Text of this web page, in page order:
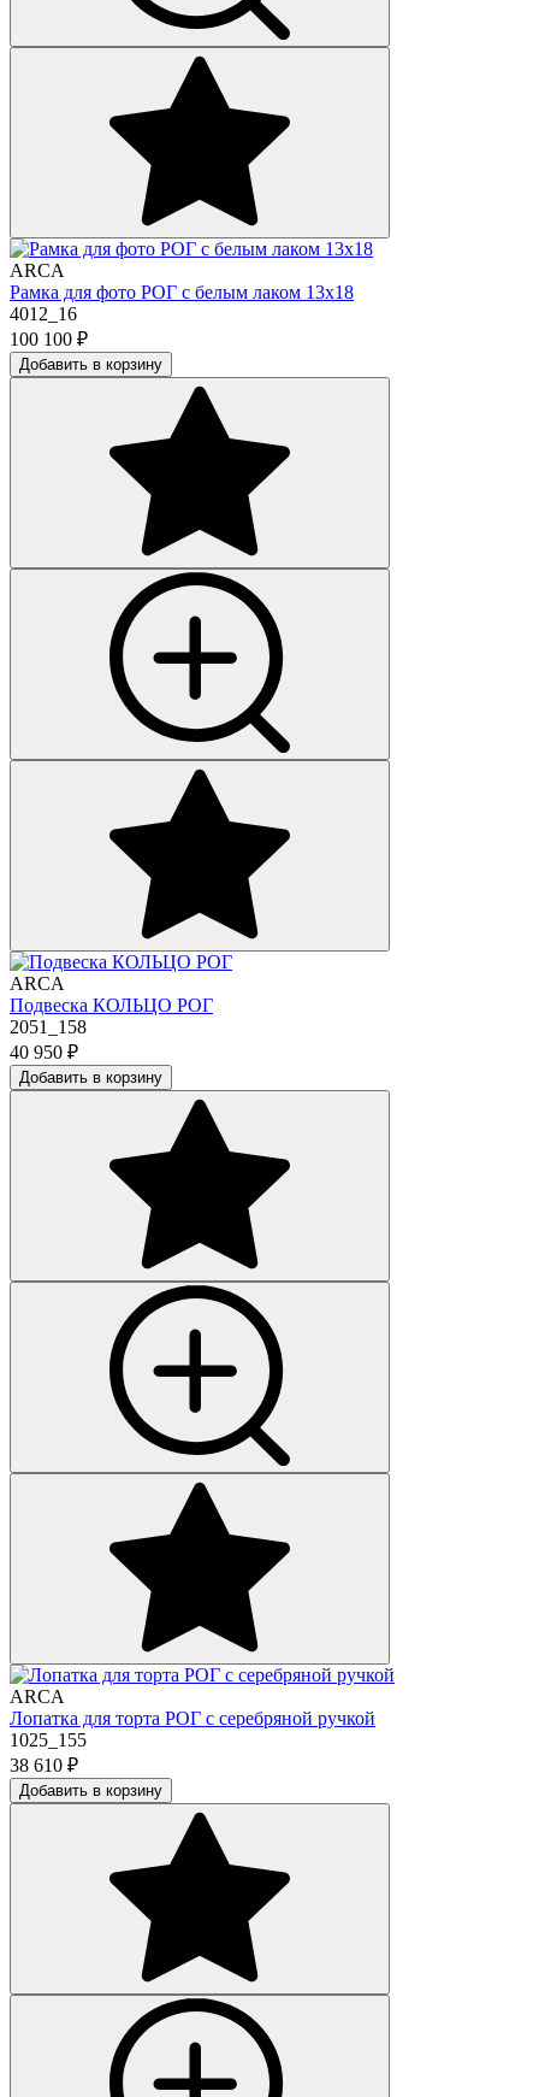
ARCA
Рамка для фото РОГ с белым лаком 13х18
4012_16
100 100 ₽
Добавить в корзину
ARCA
Подвеска КОЛЬЦО РОГ
2051_158
40 950 ₽
Добавить в корзину
ARCA
Лопатка для торта РОГ с серебряной ручкой
1025_155
38 610 ₽
Добавить в корзину